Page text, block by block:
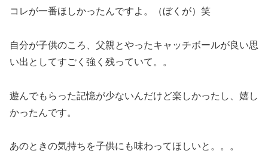
コレが一番ほしかったんですよ。（ぼくが）笑
自分が子供のころ、父親とやったキャッチボールが良い思
い出としてすごく強く残っていて。。
遊んでもらった記憶が少ないんだけど楽しかったし、嬉し
かったんです。
あのときの気持ちを子供にも味わってほしいと。。。